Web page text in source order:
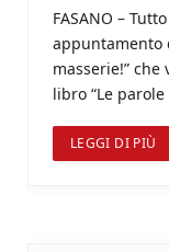
FASANO –
appuntamento
masserie!”
libro “Le
LEGGI DI PIÙ